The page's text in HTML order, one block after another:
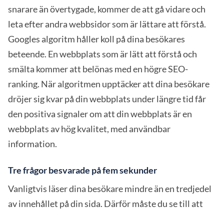
snarare än övertygade, kommer de att gå vidare och
leta efter andra webbsidor som är lättare att förstå.
Googles algoritm håller koll på dina besökares
beteende. En webbplats som är lätt att förstå och
smälta kommer att belönas med en högre SEO-
ranking. När algoritmen upptäcker att dina besökare
dröjer sig kvar på din webbplats under längre tid får
den positiva signaler om att din webbplats är en
webbplats av hög kvalitet, med användbar
information.
Tre frågor besvarade på fem sekunder
Vanligtvis läser dina besökare mindre än en tredjedel
av innehållet på din sida. Därför måste du se till att